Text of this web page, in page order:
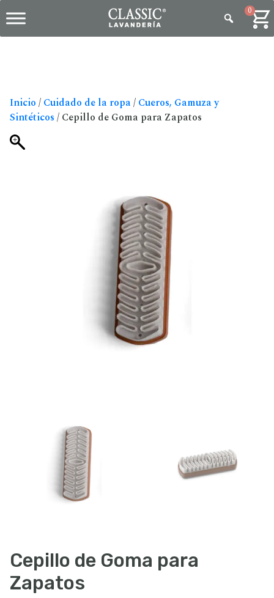
0
Inicio / Cuidado de la ropa/ Cueros, Gamuza y
Sintéticos / Cepillo de Goma para Zapatos
Cepillo de Goma para
Zapatos